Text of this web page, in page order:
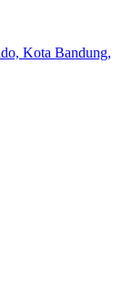
Kota Bandung,